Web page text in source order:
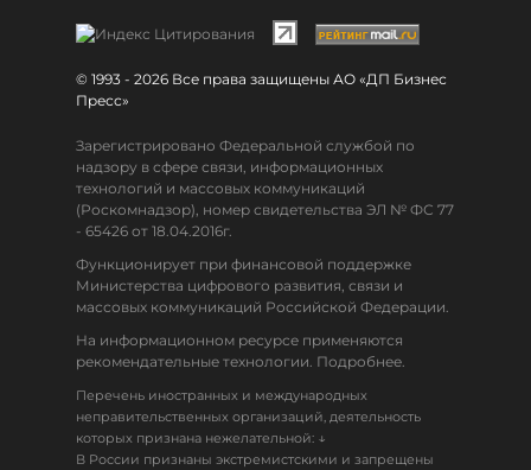
© 1993 - 2026 Все права защищены АО «ДП Бизнес
Пресс»
Зарегистрировано Федеральной службой по
надзору в сфере связи, информационных
технологий и массовых коммуникаций
(Роскомнадзор), номер свидетельства ЭЛ № ФС 77
- 65426 от 18.04.2016г.
Функционирует при финансовой поддержке
Министерства цифрового развития, связи и
массовых коммуникаций Российской Федерации.
На информационном ресурсе применяются
рекомендательные технологии. Подробнее.
Перечень иностранных и международных
неправительственных организаций, деятельность
которых признана нежелательной: ↓
В России признаны экстремистскими и запрещены